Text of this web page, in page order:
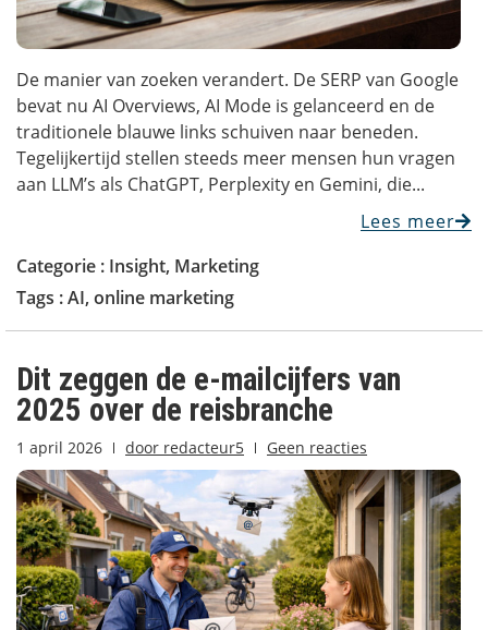
De manier van zoeken verandert. De SERP van Google
bevat nu AI Overviews, AI Mode is gelanceerd en de
traditionele blauwe links schuiven naar beneden.
Tegelijkertijd stellen steeds meer mensen hun vragen
aan LLM’s als ChatGPT, Perplexity en Gemini, die...
Lees meer
Categorie : Insight, Marketing
Tags :AI, online marketing
Dit zeggen de e-mailcijfers van
2025 over de reisbranche
1 april 2026 door redacteur5 Geen reacties